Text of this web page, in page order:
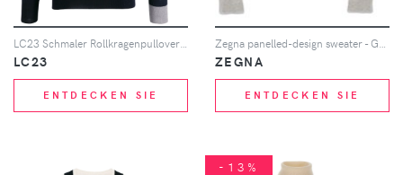
LC23
ENTDECKEN SIE
ZEGNA
ENTDECKEN SIE
-13%